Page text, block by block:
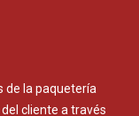
de la paquetería
cliente a través